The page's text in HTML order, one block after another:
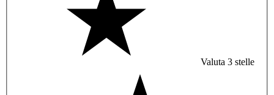
Valuta 3 stelle